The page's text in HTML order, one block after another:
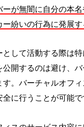
ーが無闇に自分の本
ー紛いの行為に発展
として活動する際は
公開するのは避け、
す。バーチャルオフ
に行うことが可能で